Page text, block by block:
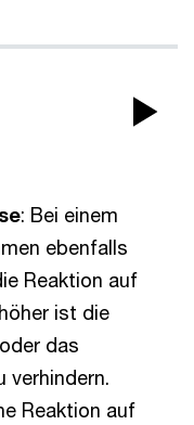
: Bei einem
ebenfalls
Reaktion auf
ist die
das
verhindern.
Reaktion auf